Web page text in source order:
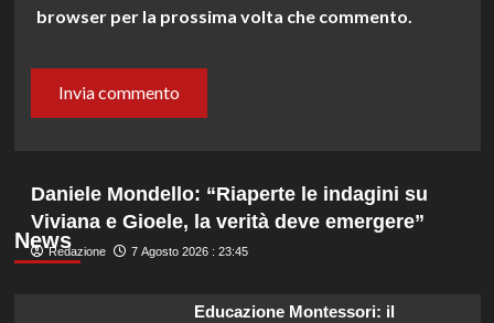
browser per la prossima volta che commento.
News
Daniele Mondello: “Riaperte le indagini su
Viviana e Gioele, la verità deve emergere”
Redazione 7 Agosto 2026 : 23:45
Educazione Montessori: il